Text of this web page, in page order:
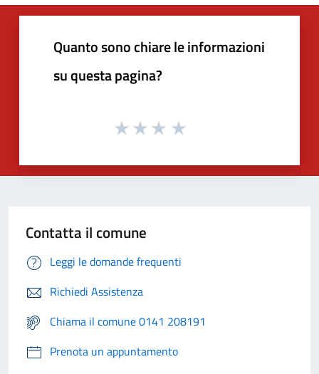
Quanto sono chiare le informazioni
su questa pagina?
Contatta il comune
Leggi le domande frequenti
Richiedi Assistenza
Chiama il comune 0141 208191
Prenota un appuntamento